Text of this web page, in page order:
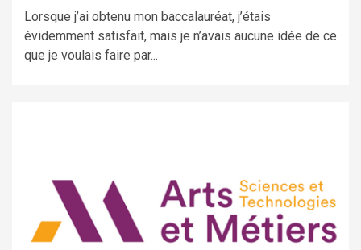
Lorsque j’ai obtenu mon baccalauréat, j’étais
évidemment satisfait, mais je n’avais aucune idée de ce
que je voulais faire par...